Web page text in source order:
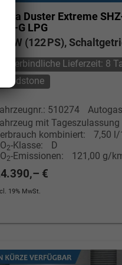
Dacia Duster Extreme
ECO-G LPG
90 kW (122 PS),
unverbindliche Lieferzeit: 8
Sandstone
510274
mit Tageszulassung
kombiniert:
7,50
2-Klasse:
D
2-Emissionen: 121,00 g/
€
19% MwSt.
Elvedin
Verkauf
Tel. 04181/2176-